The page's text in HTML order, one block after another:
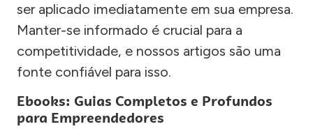
ser aplicado imediatamente em sua empresa.
Manter-se informado é crucial para a
competitividade, e nossos artigos são uma
fonte confiável para isso.
Ebooks: Guias Completos e Profundos
para Empreendedores